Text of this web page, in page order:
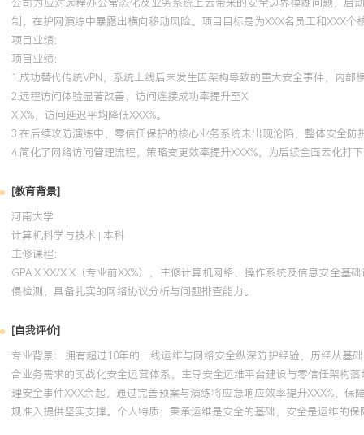
公司为应对远程办公常态化及业务系统上云带来的安全边界模糊问题，启
制，在护网演练中暴露出横向移动风险。项目目标是为XXX名员工和XXX
项目业绩：
项目业绩：
1.成功替代传统VPN，系统上线后未发生因架构导致的重大安全事件，内部
2.远程访问体验显著改善，访问连接成功率提升至X
X.X%，访问延迟平均降低XXX%。
3.在后续攻防演练中，零信任保护的核心业务系统未出现沦陷，整体安全防
4.简化了网络访问管理流程，策略变更效率提升XXX%，为后续全面云化打
[教育背景]
河南大学
计算机科学与技术 | 本科
主修课程：
GPA X.XX/X.X（专业前XX%），主修计算机网络、操作系统及信息安全
侵检测，具备扎实的网络协议分析与问题排查能力。
[自我评价]
专业背景：拥有超过10年的一线运维与网络安全纵深防护经验，历经从基
合业务需求的实战化安全运营体系，主导安全运维平台建设与零信任架构
理安全事件XXX余起，通过完善预案与演练将应急响应效率提升XXX%，
规准入提供坚实支撑。个人特质：秉承运维是安全的基础，安全是运维的